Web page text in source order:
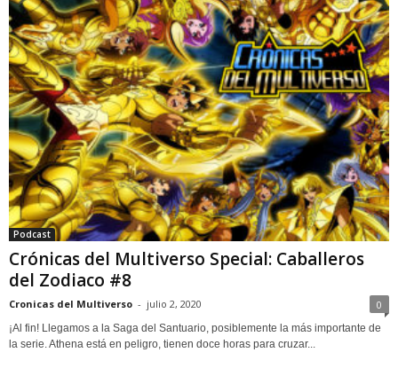
Podcast
Crónicas del Multiverso Special: Caballeros
del Zodiaco #8
Cronicas del Multiverso - julio 2, 2020 0
¡Al fin! Llegamos a la Saga del Santuario, posiblemente la más importante de
la serie. Athena está en peligro, tienen doce horas para cruzar...